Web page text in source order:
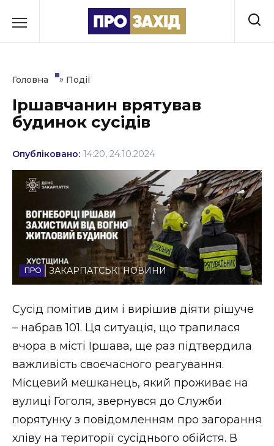
до
Культура
Освіта
Події
Соціум
Спорт
Стиль життя
Втрачений Ужгород
Втрачений Ужгород (відеоверсія)
ЗАКАРПАТСЬКІ НОВИНИ
Головна » Події
Іршавчанин врятував
будинок сусідів
Опубліковано: 14:20, 24.10.2024
ЗАКАРПАТСЬКІ НОВИНИ
Сусід помітив дим і вирішив діяти рішуче
– набрав 101. Ця ситуація, що трапилася
вчора в місті Іршава, ще раз підтвердила
важливість своєчасного реагування.
Місцевий мешканець, який проживає на
вулиці Гоголя, звернувся до Служби
порятунку з повідомленням про загорання
хліву на території сусіднього обійстя. В